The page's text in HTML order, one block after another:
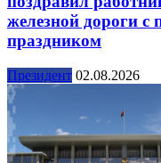
железной дороги с
праздником
Президент 02.08.2026